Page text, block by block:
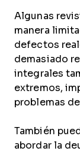
Algunas
manera
defectos
demasiado
integrales
extremos,
problemas
También
abordar la